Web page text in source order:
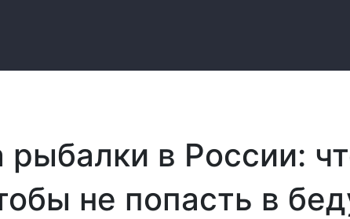
рыбалки в России:
не попасть в